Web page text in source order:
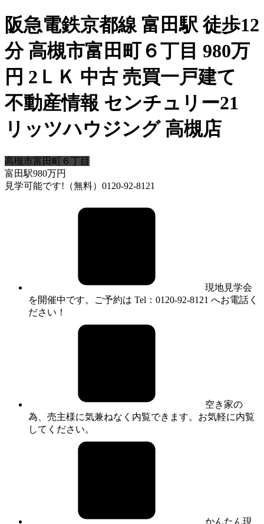
阪急電鉄京都線 富田駅 徒歩12
分 高槻市富田町６丁目 980万
円 2ＬＫ 中古 売買一戸建て
不動産情報 センチュリー21
リッツハウジング 高槻店
高槻市富田町６丁目
富田駅980万円
見学可能です!（無料）0120-92-8121
現地見学会
を開催中です。ご予約は Tel：0120-92-8121 へお電話く
ださい！
空き家の
為、売主様に気兼ねなく内覧できます。お気軽に内覧
してください。
かんたん現